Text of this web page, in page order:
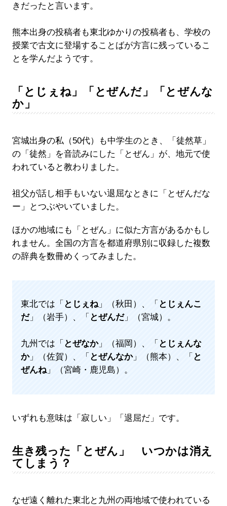
きだったと言います。
熊本出身の投稿者も東北ゆかりの投稿者も、学校の
授業で古文に登場することばが方言に残っているこ
とを学んだようです。
「とじぇね」「とぜんだ」「とぜんな
か」
宮城出身の私（50代）も中学生のとき、「徒然草」
の「徒然」を音読みにした「とぜん」が、地元で使
われていると教わりました。
祖父が話し相手もいない退屈なときに「とぜんだな
ー」とつぶやいていました。
ほかの地域にも「とぜん」に似た方言があるかもし
れません。全国の方言を都道府県別に収録した複数
の辞典を数冊めくってみました。
東北では「 とじぇね」（秋田）、「 とじぇんこ
だ」（岩手）、「 とぜんだ」（宮城）。
九州では「 とぜなか」（福岡）、「 とじぇんな
か」（佐賀）、「 とぜんなか」（熊本）、「 と
ぜんね」（宮崎・鹿児島）。
いずれも意味は「寂しい」「退屈だ」です。
生き残った「とぜん」 いつかは消え
てしまう？
なぜ遠く離れた東北と九州の両地域で使われている